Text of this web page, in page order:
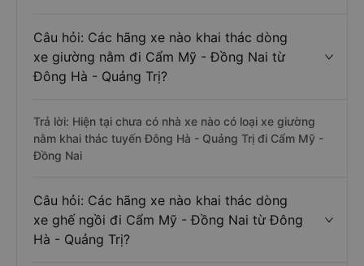
Câu hỏi: Các hãng xe nào khai thác dòng
xe giường nằm đi Cẩm Mỹ - Đồng Nai từ
Đông Hà - Quảng Trị?
Trả lời: Hiện tại chưa có nhà xe nào có loại xe giường
nằm khai thác tuyến Đông Hà - Quảng Trị đi Cẩm Mỹ -
Đồng Nai
Câu hỏi: Các hãng xe nào khai thác dòng
xe ghế ngồi đi Cẩm Mỹ - Đồng Nai từ Đông
Hà - Quảng Trị?